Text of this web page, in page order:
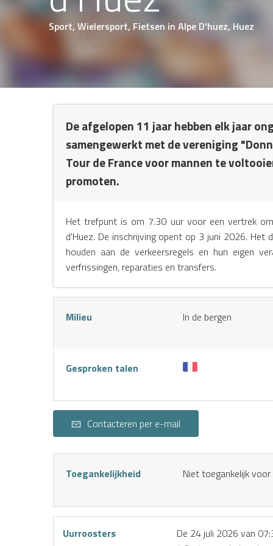
Sport, Wielersport, Fietsen in Alpe D'huez, Huez
De afgelopen 11 jaar hebben elk jaar
samengewerkt met de vereniging
Tour de France voor mannen te
promoten.
Het trefpunt is om 7.30 uur voor een vertrek
d'Huez. De inschrijving opent op 3 juni 2026. Het
houden aan de verkeersregels en hun eigen
verfrissingen, reparaties en transfers.
Milieu In de bergen
Gesproken talen
Contacteren per e-mail
Toegankelijkheid Niet toegankelijk
Uurroosters De 24 juli 2026 van